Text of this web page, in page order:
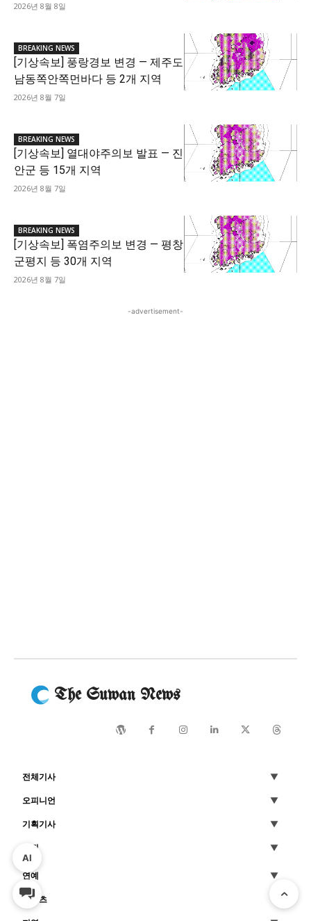
2026년 8월 8일
BREAKING NEWS
[기상속보] 풍랑경보 변경 — 제주도
남동쪽안쪽먼바다 등 2개 지역
2026년 8월 7일
BREAKING NEWS
[기상속보] 열대야주의보 발표 — 진
안군 등 15개 지역
2026년 8월 7일
BREAKING NEWS
[기상속보] 폭염주의보 변경 — 평창
군평지 등 30개 지역
2026년 8월 7일
-advertisement-
The Suwan News
전체기사
오피니언
기획기사
사진
연예
스포츠
AI